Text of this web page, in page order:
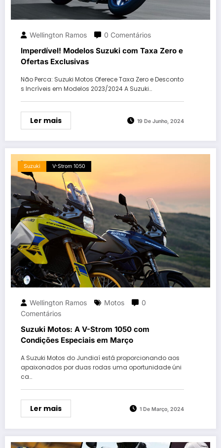
Wellington Ramos 0 Comentários
Imperdível! Modelos Suzuki com Taxa Zero e
Ofertas Exclusivas
Não Perca: Suzuki Motos Oferece Taxa Zero e Desconto
s Incríveis em Modelos 2023/2024 A Suzuki…
Ler mais 19 De Junho, 2024
Suzuki V-Strom 1050
Wellington Ramos Motos
0
Comentários
Suzuki Motos: A V-Strom 1050 com
Condições Especiais em Março
A Suzuki Motos do Jundiaí está proporcionando aos
apaixonados por duas rodas uma oportunidade úni
ca…
Ler mais 1 De Março, 2024